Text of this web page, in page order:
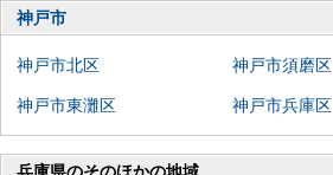
神戸市
神戸市北区 神戸市須磨区
神戸市東灘区 神戸市兵庫区